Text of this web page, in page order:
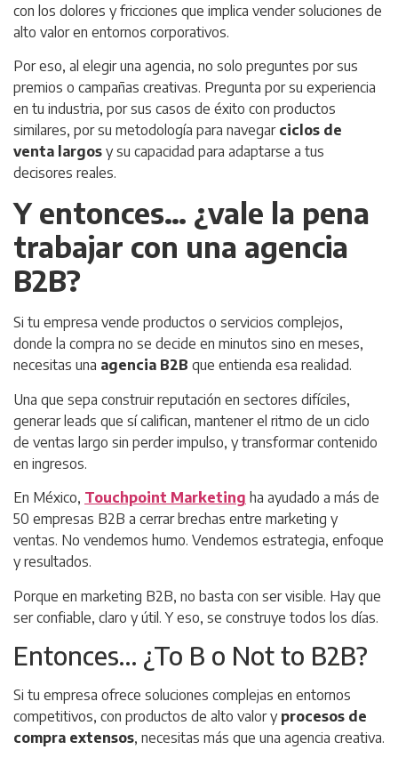
con los dolores y fricciones que implica vender soluciones de
alto valor en entornos corporativos.
Por eso, al elegir una agencia, no solo preguntes por sus
premios o campañas creativas. Pregunta por su experiencia
en tu industria, por sus casos de éxito con productos
similares, por su metodología para navegar ciclos de
venta largos y su capacidad para adaptarse a tus
decisores reales.
Y entonces… ¿vale la pena
trabajar con una agencia
B2B?
Si tu empresa vende productos o servicios complejos,
donde la compra no se decide en minutos sino en meses,
necesitas una agencia B2B que entienda esa realidad.
Una que sepa construir reputación en sectores difíciles,
generar leads que sí califican, mantener el ritmo de un ciclo
de ventas largo sin perder impulso, y transformar contenido
en ingresos.
En México, Touchpoint Marketing ha ayudado a más de
50 empresas B2B a cerrar brechas entre marketing y
ventas. No vendemos humo. Vendemos estrategia, enfoque
y resultados.
Porque en marketing B2B, no basta con ser visible. Hay que
ser confiable, claro y útil. Y eso, se construye todos los días.
Entonces… ¿To B o Not to B2B?
Si tu empresa ofrece soluciones complejas en entornos
competitivos, con productos de alto valor y procesos de
compra extensos, necesitas más que una agencia creativa.